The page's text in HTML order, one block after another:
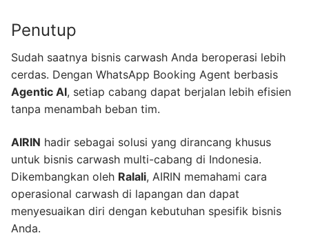
Penutup
Sudah saatnya bisnis carwash Anda beroperasi lebih
cerdas. Dengan WhatsApp Booking Agent berbasis
Agentic AI, setiap cabang dapat berjalan lebih efisien
tanpa menambah beban tim.
AIRIN hadir sebagai solusi yang dirancang khusus
untuk bisnis carwash multi-cabang di Indonesia.
Dikembangkan oleh Ralali, AIRIN memahami cara
operasional carwash di lapangan dan dapat
menyesuaikan diri dengan kebutuhan spesifik bisnis
Anda.